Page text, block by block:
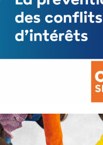
La prévention des conflits
d’intérêts
18 septembre 2023